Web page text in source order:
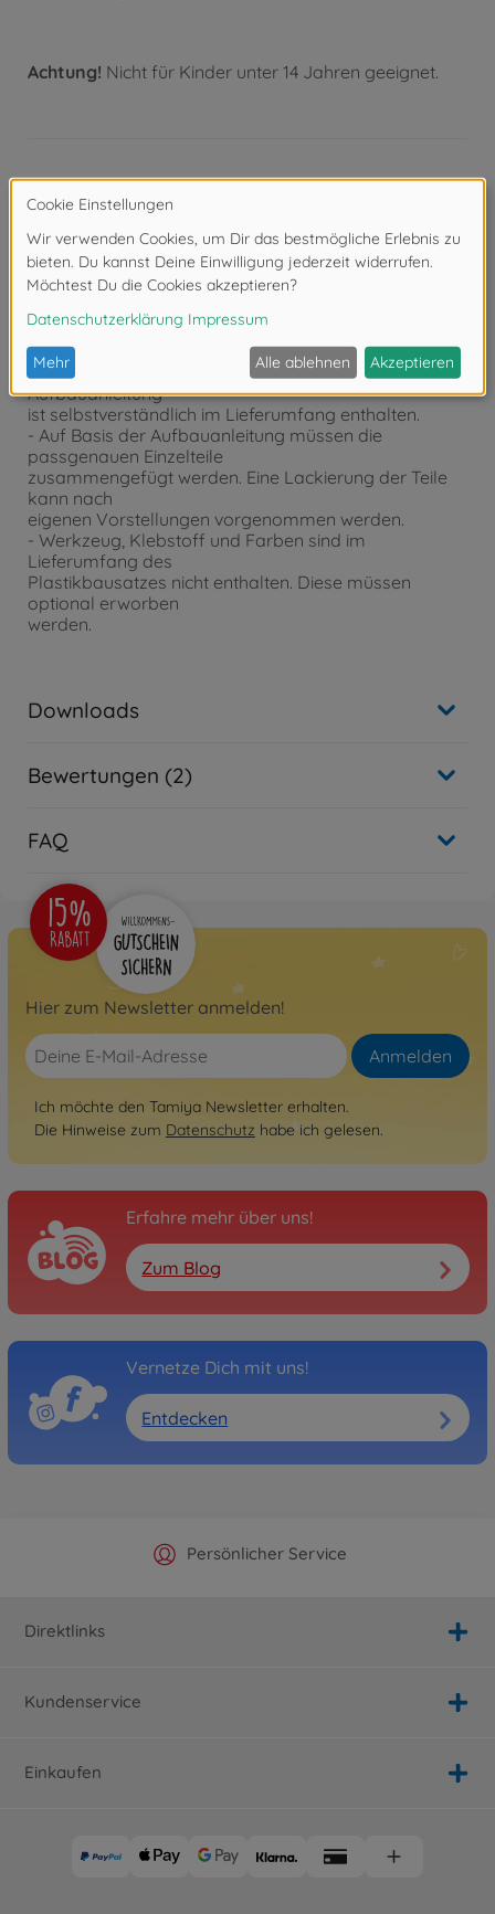
Achtung! Nicht für Kinder unter 14 Jahren geeignet.
Produktdetails
- Detaillierter Modellbausatz im Maßstab 1:35
- Der qualitativ hochwertige Bausatz von TAMIYA
muss in
Eigenregie montiert werden.
- Der selbstständige Aufbau wird mithilfe einer Schritt
für Schritt
bzw. bebilderten Aufbauanleitung begleitet. Die
Aufbauanleitung
ist selbstverständlich im Lieferumfang enthalten.
- Auf Basis der Aufbauanleitung müssen die
passgenauen Einzelteile
zusammengefügt werden. Eine Lackierung der Teile
kann nach
eigenen Vorstellungen vorgenommen werden.
- Werkzeug, Klebstoff und Farben sind im
Lieferumfang des
Plastikbausatzes nicht enthalten. Diese müssen
optional erworben
werden.
Downloads
Bewertungen (2)
FAQ
Hier zum Newsletter anmelden!
Anmelden
Ich möchte den Tamiya Newsletter erhalten.
Die Hinweise zum Datenschutz habe ich gelesen.
Erfahre mehr über uns!
Zum Blog
Vernetze Dich mit uns!
Entdecken
Offizieller Hersteller Shop
Persönlicher Service
Versandkostenfrei ab 25€
Schnelle Lieferung
Direktlinks
Kundenservice
Einkaufen